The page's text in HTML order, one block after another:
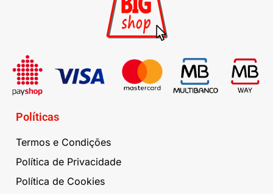
Políticas
Termos e Condições
Política de Privacidade
Política de Cookies